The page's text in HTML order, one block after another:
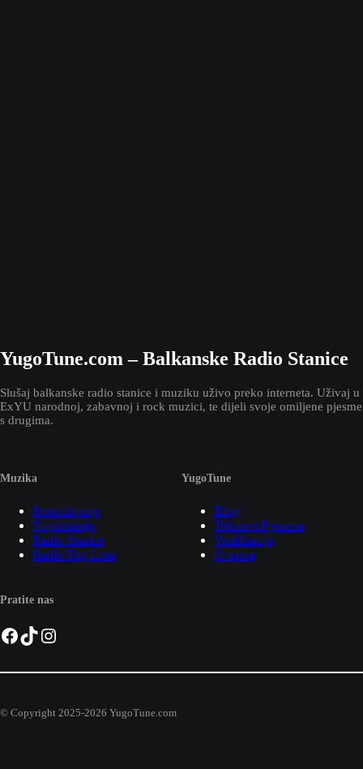
YugoTune.com – Balkanske Radio Stanice
Slušaj balkanske radio stanice i muziku uživo preko interneta. Uživaj u
ExYU narodnoj, zabavnoj i rock muzici, te dijeli svoje omiljene pjesme
s drugima.
Muzika
Pretraživanje
Najslušanije
Radio Stanice
Radio Top Lista
YugoTune
Blog
Tekstovi Pjesama
Verifikacija
O nama
Pratite nas
Facebook TikTok Instagram
© Copyright 2025-2026 YugoTune.com